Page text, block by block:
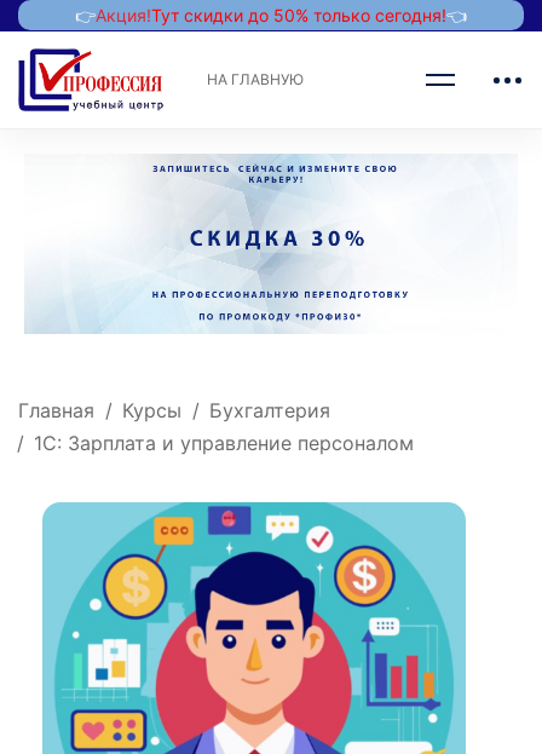
👉Акция!Тут скидки до 50% только сегодня!👈
НА ГЛАВНУЮ
Главная Курсы
Бухгалтерия
1С: Зарплата и управление персоналом